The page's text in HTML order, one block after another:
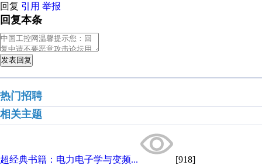
回复 引用 举报
回复本条
发表回复
热门招聘
相关主题
超经典书籍：电力电子学与变频... [918]